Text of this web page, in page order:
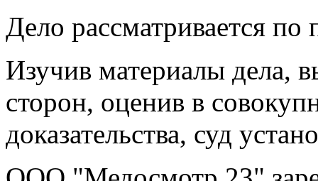
Дело рассматривается
Изучив материалы дела,
сторон, оценив в
доказательства, суд